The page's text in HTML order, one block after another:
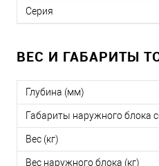
Серия
ВЕС И ГАБАРИТЫ
Глубина (мм)
Габариты наружного блока
Вес (кг)
Вес наружного блока (кг)